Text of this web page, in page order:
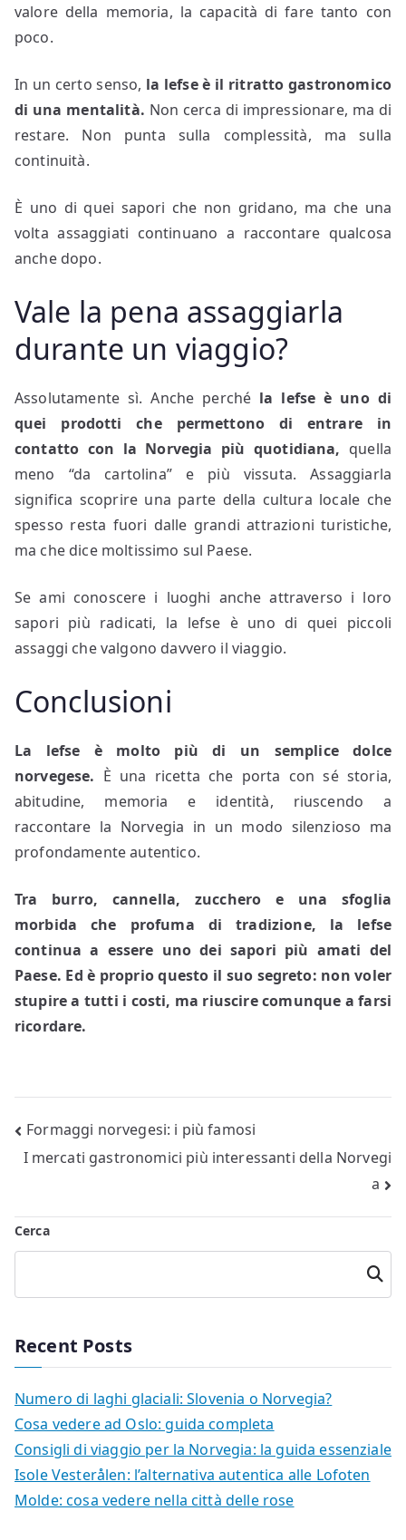
valore della memoria, la capacità di fare tanto con
poco.
In un certo senso, la lefse è il ritratto gastronomico
di una mentalità. Non cerca di impressionare, ma di
restare. Non punta sulla complessità, ma sulla
continuità.
È uno di quei sapori che non gridano, ma che una
volta assaggiati continuano a raccontare qualcosa
anche dopo.
Vale la pena assaggiarla
durante un viaggio?
Assolutamente sì. Anche perché la lefse è uno di
quei prodotti che permettono di entrare in
contatto con la Norvegia più quotidiana, quella
meno “da cartolina” e più vissuta. Assaggiarla
significa scoprire una parte della cultura locale che
spesso resta fuori dalle grandi attrazioni turistiche,
ma che dice moltissimo sul Paese.
Se ami conoscere i luoghi anche attraverso i loro
sapori più radicati, la lefse è uno di quei piccoli
assaggi che valgono davvero il viaggio.
Conclusioni
La lefse è molto più di un semplice dolce
norvegese. È una ricetta che porta con sé storia,
abitudine, memoria e identità, riuscendo a
raccontare la Norvegia in un modo silenzioso ma
profondamente autentico.
Tra burro, cannella, zucchero e una sfoglia
morbida che profuma di tradizione, la lefse
continua a essere uno dei sapori più amati del
Paese. Ed è proprio questo il suo segreto: non voler
stupire a tutti i costi, ma riuscire comunque a farsi
ricordare.
Navigazione
articoli
Formaggi norvegesi: i più famosi
I mercati gastronomici più interessanti della Norvegi
a
Cerca
Cerca
Recent Posts
Numero di laghi glaciali: Slovenia o Norvegia?
Cosa vedere ad Oslo: guida completa
Consigli di viaggio per la Norvegia: la guida essenziale
Isole Vesterålen: l’alternativa autentica alle Lofoten
Molde: cosa vedere nella città delle rose